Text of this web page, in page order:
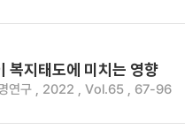
복지태도에 미치는 영향
연구 , 2022 , Vol.65 , 67-96